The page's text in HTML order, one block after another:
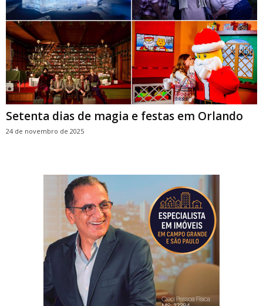
Setenta dias de magia e festas em Orlando
24 de novembro de 2025